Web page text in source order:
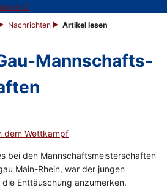
Nachrichten Artikel lesen
Mannschafts-
bei den Mannschaftsmeisterschaften
Main-Rhein, war der jungen
Enttäuschung anzumerken.